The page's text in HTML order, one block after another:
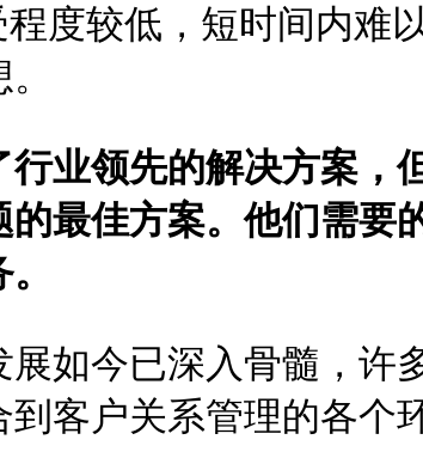
度较低，短时间内难
业领先的解决方案，
最佳方案。他们需要
如今已深入骨髓，许
客户关系管理的各个